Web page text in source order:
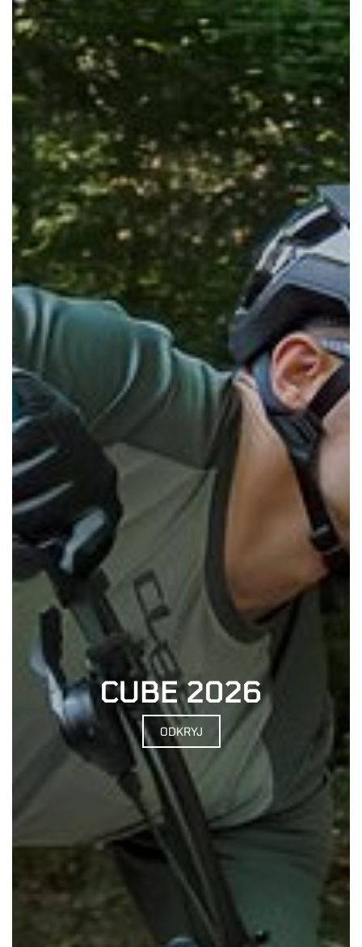
CUBE 2026
ODKRYJ